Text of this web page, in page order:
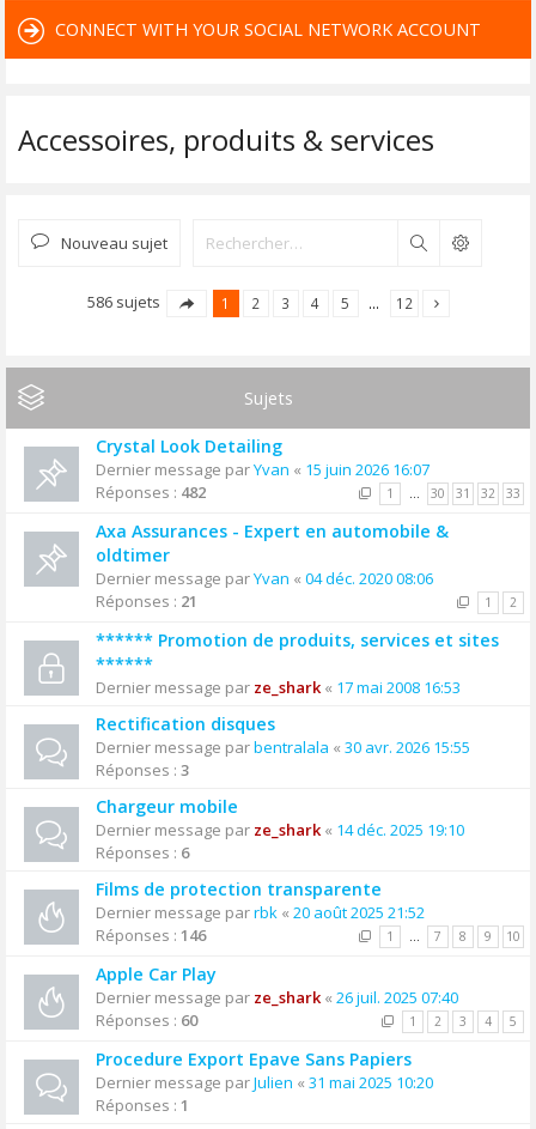
CONNECT WITH YOUR SOCIAL NETWORK ACCOUNT
Accessoires, produits & services
Nouveau sujet Rechercher
586 sujets 1 2 3 4 5 … 12
Sujets
Crystal Look Detailing
Dernier message parYvan « 15 juin 2026 16:07
Réponses : 482 1 … 30 31 32 33
Axa Assurances - Expert en automobile &
oldtimer
Dernier message parYvan « 04 déc. 2020 08:06
Réponses : 21 1 2
****** Promotion de produits, services et sites
******
Dernier message par ze_shark« 17 mai 2008 16:53
Rectification disques
Dernier message parbentralala « 30 avr. 2026 15:55
Réponses : 3
Chargeur mobile
Dernier message par ze_shark« 14 déc. 2025 19:10
Réponses : 6
Films de protection transparente
Dernier message parrbk « 20 août 2025 21:52
Réponses : 146 1 … 7 8 9 10
Apple Car Play
Dernier message par ze_shark« 26 juil. 2025 07:40
Réponses : 60 1 2 3 4 5
Procedure Export Epave Sans Papiers
Dernier message parJulien « 31 mai 2025 10:20
Réponses : 1